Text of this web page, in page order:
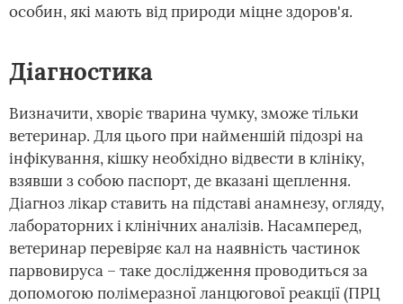
особин, які мають від природи міцне здоров'я.
Діагностика
Визначити, хворіє тварина чумку, зможе тільки
ветеринар. Для цього при найменшій підозрі на
інфікування, кішку необхідно відвести в клініку,
взявши з собою паспорт, де вказані щеплення.
Діагноз лікар ставить на підставі анамнезу, огляду,
лабораторних і клінічних аналізів. Насамперед,
ветеринар перевіряє кал на наявність частинок
парвовируса – таке дослідження проводиться за
допомогою полімеразної ланцюгової реакції (ПРЦ